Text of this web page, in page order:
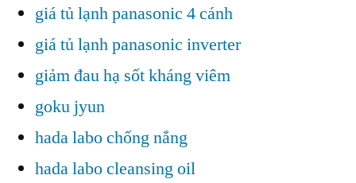
giá tủ lạnh panasonic 4 cánh
giá tủ lạnh panasonic inverter
giảm đau hạ sốt kháng viêm
goku jyun
hada labo chống nắng
hada labo cleansing oil